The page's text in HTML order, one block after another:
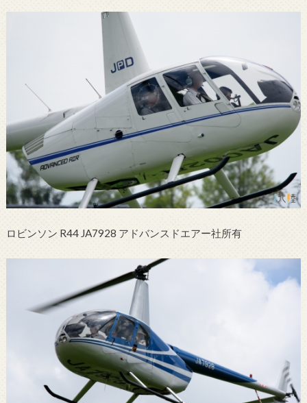
ロビンソン R44 JA7928 アドバンスドエアー社所有